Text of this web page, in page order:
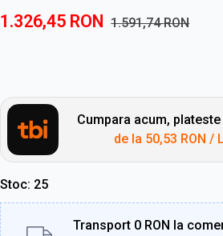
1.326,45 RON 1.591,74RON
Cumpara acum,
de la 50,53 RON /
Stoc 25
Transport 0 RON la